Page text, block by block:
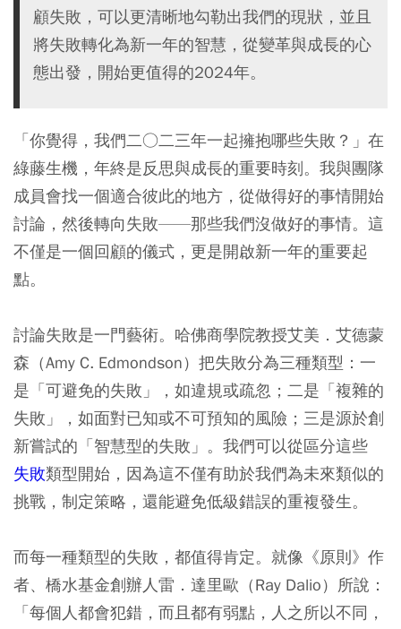
顧失敗，可以更清晰地勾勒出我們的現狀，並且
將失敗轉化為新一年的智慧，從變革與成長的心
態出發，開始更值得的2024年。
「你覺得，我們二○二三年一起擁抱哪些失敗？」在
綠藤生機，年終是反思與成長的重要時刻。我與團隊
成員會找一個適合彼此的地方，從做得好的事情開始
討論，然後轉向失敗——那些我們沒做好的事情。這
不僅是一個回顧的儀式，更是開啟新一年的重要起
點。
討論失敗是一門藝術。哈佛商學院教授艾美．艾德蒙
森（Amy C. Edmondson）把失敗分為三種類型：一
是「可避免的失敗」，如違規或疏忽；二是「複雜的
失敗」，如面對已知或不可預知的風險；三是源於創
新嘗試的「智慧型的失敗」。我們可以從區分這些
失敗類型開始，因為這不僅有助於我們為未來類似的
挑戰，制定策略，還能避免低級錯誤的重複發生。
而每一種類型的失敗，都值得肯定。就像《原則》作
者、橋水基金創辦人雷．達里歐（Ray Dalio）所說：
「每個人都會犯錯，而且都有弱點，人之所以不同，